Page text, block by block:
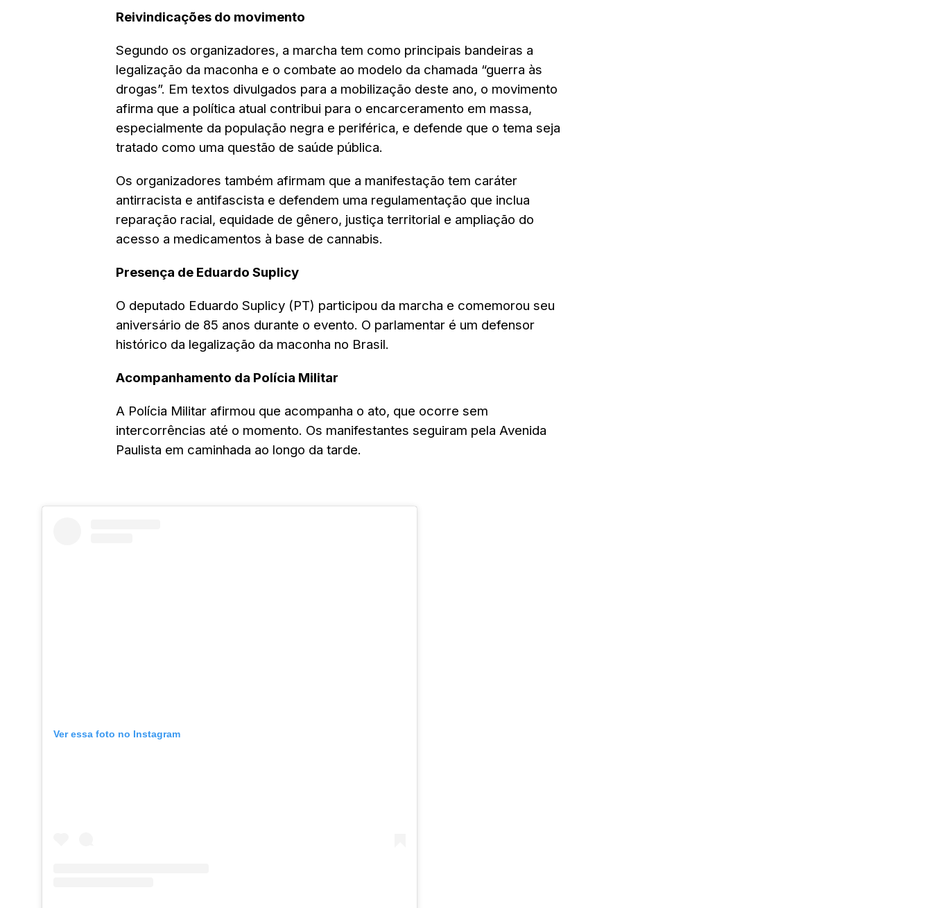
Reivindicações do movimento
Segundo os organizadores, a marcha tem como principais bandeiras a
legalização da maconha e o combate ao modelo da chamada “guerra às
drogas”. Em textos divulgados para a mobilização deste ano, o movimento
afirma que a política atual contribui para o encarceramento em massa,
especialmente da população negra e periférica, e defende que o tema seja
tratado como uma questão de saúde pública.
Os organizadores também afirmam que a manifestação tem caráter
antirracista e antifascista e defendem uma regulamentação que inclua
reparação racial, equidade de gênero, justiça territorial e ampliação do
acesso a medicamentos à base de cannabis.
Presença de Eduardo Suplicy
O deputado Eduardo Suplicy (PT) participou da marcha e comemorou seu
aniversário de 85 anos durante o evento. O parlamentar é um defensor
histórico da legalização da maconha no Brasil.
Acompanhamento da Polícia Militar
A Polícia Militar afirmou que acompanha o ato, que ocorre sem
intercorrências até o momento. Os manifestantes seguiram pela Avenida
Paulista em caminhada ao longo da tarde.
Ver essa foto no Instagram